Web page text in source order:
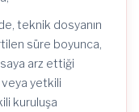
teknik dosyanın
süre boyunca,
arz ettiği
yetkili
kuruluşa